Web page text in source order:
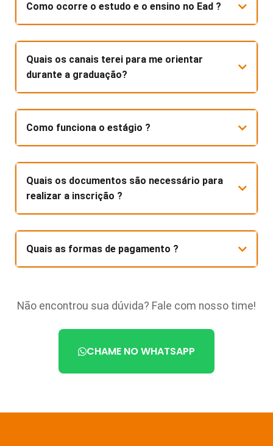
Como ocorre o estudo e o ensino no Ead ?
Quais os canais terei para me orientar
durante a graduação?
Como funciona o estágio ?
Quais os documentos são necessário para
realizar a inscrição ?
Quais as formas de pagamento ?
Não encontrou sua dúvida? Fale com nosso time!
CHAME NO WHATSAPP